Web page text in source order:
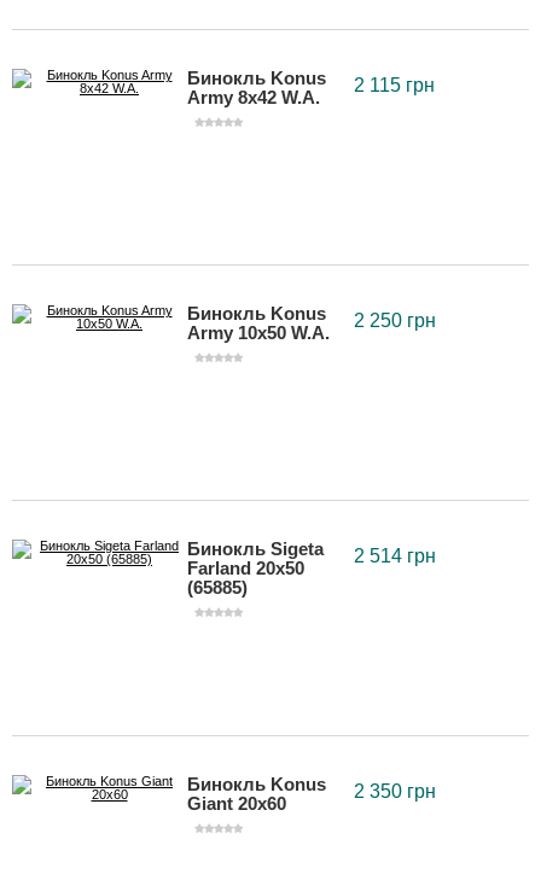
Бинокль Konus
Army 8x42 W.A.
2 115 грн
Бинокль Konus
Army 10x50 W.A.
2 250 грн
Бинокль Sigeta
Farland 20x50
(65885)
2 514 грн
Бинокль Konus
Giant 20x60
2 350 грн